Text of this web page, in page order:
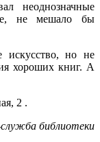
неоднозначные
не мешало бы
искусство, но не
хороших книг. А
2 .
библиотеки